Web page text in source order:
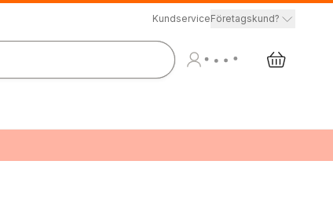
KundserviceFöretagskund?